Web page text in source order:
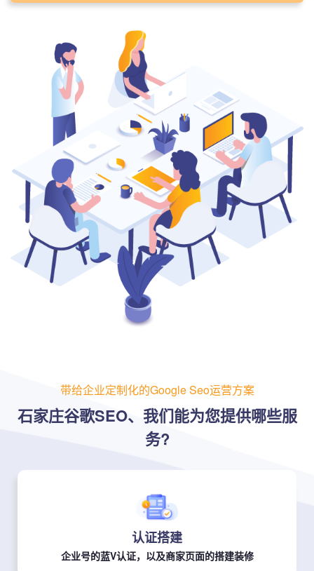
与，利用抖 音独有的传播路径驱动用户行为，快速 孵化爆款。
带给企业定制化的Google Seo运营方案
石家庄谷歌SEO、我们能为您提供哪些服
务?
认证搭建
企业号的蓝V认证，以及商家页面的搭建装修